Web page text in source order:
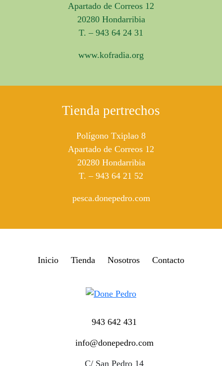
Apartado de Correos 12
20280 Hondarribia
T. – 943 64 24 31
www.kofradia.org
Tienda pertrechos
Polígono Txiplao 8
Apartado de Correos 12
20280 Hondarribia
T. – 943 64 21 52
pesca.donepedro.com
Inicio Tienda Nosotros Contacto
943 642 431
info@donepedro.com
C/ San Pedro 14